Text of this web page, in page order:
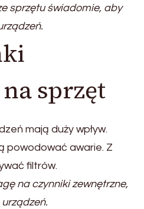
sprzętu świadomie, aby
sprzęt
mają duży wpływ.
powodować awarie. Z
filtrów.
na czynniki zewnętrzne,